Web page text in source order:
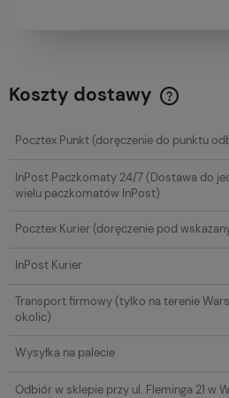
Koszty dostawy
Pocztex Punkt(doręczenie do punktu
InPost Paczkomaty 24/7(Dostawa do
wielu paczkomatów InPost)
Pocztex Kurier(doręczenie pod
InPost Kurier
Transport firmowy(tylko na terenie
okolic)
Wysyłka na palecie
Odbiór w sklepie przy ul. Fleminga 21 w